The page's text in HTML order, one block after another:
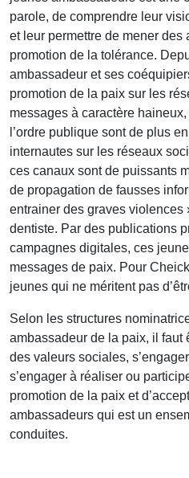
parole, de comprendre leur
et leur permettre de mener des
promotion de la tolérance.
ambassadeur et ses
promotion de la paix sur les
messages à caractère
l’ordre publique sont de plus
internautes sur les réseaux
ces canaux sont de puissants
de propagation de fausses
entrainer des graves
dentiste. Par des publications
campagnes digitales, ces
messages de paix. Pour
jeunes qui ne méritent pas
Selon les structures
ambassadeur de la paix, il
des valeurs sociales,
s’engager à réaliser ou
promotion de la paix et
ambassadeurs qui est un
conduites.